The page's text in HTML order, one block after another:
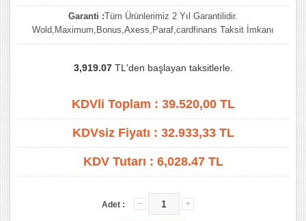
Garanti :Tüm Ürünlerimiz 2 Yıl Garantilidir.
Wold,Maximum,Bonus,Axess,Paraf,cardfinans Taksit İmkanı
3,919.07TL'den başlayan taksitlerle.
KDVli Toplam : 39.520,00TL
KDVsiz Fiyatı : 32.933,33TL
KDV Tutarı : 6,028.47 TL
Adet :